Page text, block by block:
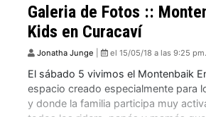
Galeria de Fotos ::
Kids en Curacaví
Jonatha Junge el 15/05/18 a las 9:25 pm.
El sábado 5 vivimos el Montenbaik
espacio creado especialmente para
y donde la familia participa muy